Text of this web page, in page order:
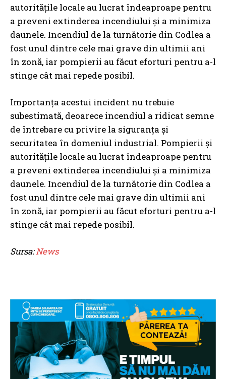
autoritățile locale au lucrat îndeaproape pentru
a preveni extinderea incendiului și a minimiza
daunele. Incendiul de la turnătorie din Codlea a
fost unul dintre cele mai grave din ultimii ani
în zonă, iar pompierii au făcut eforturi pentru a-l
stinge cât mai repede posibil.
Importanța acestui incident nu trebuie
subestimată, deoarece incendiul a ridicat semne
de întrebare cu privire la siguranța și
securitatea în domeniul industrial. Pompierii și
autoritățile locale au lucrat îndeaproape pentru
a preveni extinderea incendiului și a minimiza
daunele. Incendiul de la turnătorie din Codlea a
fost unul dintre cele mai grave din ultimii ani
în zonă, iar pompierii au făcut eforturi pentru a-l
stinge cât mai repede posibil.
Sursa:News